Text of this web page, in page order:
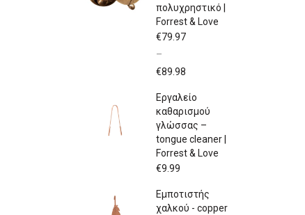
πολυχρηστικό |
Forrest & Love
€79.97
–
€89.98
Εργαλείο
καθαρισμού
γλώσσας –
tongue cleaner |
Forrest & Love
€9.99
Εμποτιστής
χαλκού - copper